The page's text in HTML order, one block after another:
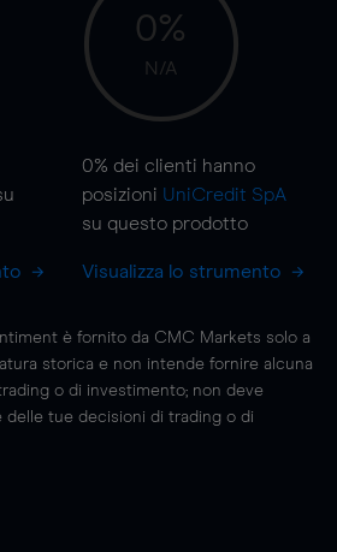
0%
N/A
0% dei clienti hanno
posizioni UniCredit SpA
su questo prodotto
Visualizza lo strumento
è fornito da CMC Markets solo a
storica e non intende fornire alcuna
o di investimento; non deve
delle tue decisioni di trading o di